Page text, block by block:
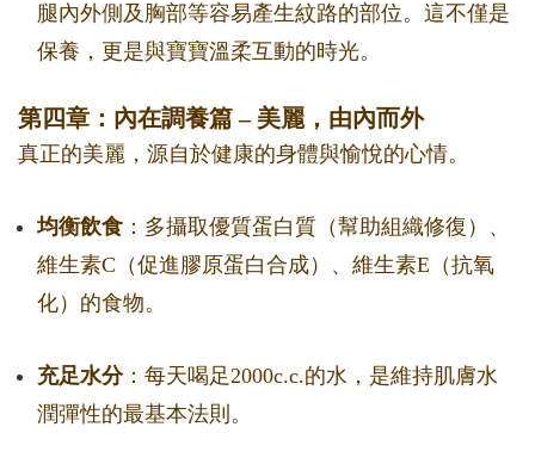
腿內外側及胸部等容易產生紋路的部位。這不僅是
保養，更是與寶寶溫柔互動的時光。
第四章：內在調養篇 – 美麗，由內而外
真正的美麗，源自於健康的身體與愉悅的心情。
均衡飲食 ：多攝取優質蛋白質（幫助組織修復）、
維生素C（促進膠原蛋白合成）、維生素E（抗氧
化）的食物。
充足水分：每天喝足2000c.c.的水，是維持肌膚水
潤彈性的最基本法則。